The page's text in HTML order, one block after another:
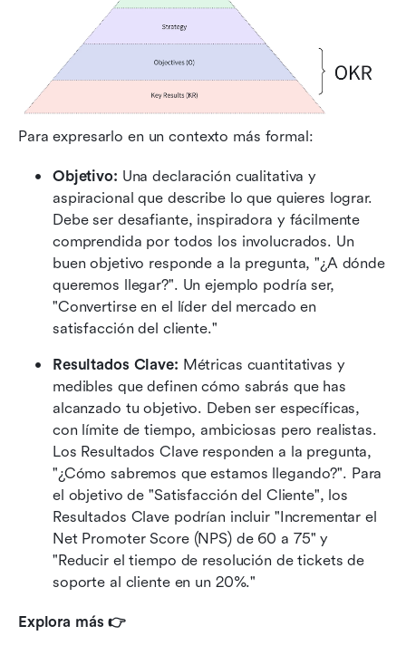
Para expresarlo en un contexto más formal:
Objetivo: Una declaración cualitativa y
aspiracional que describe lo que quieres lograr.
Debe ser desafiante, inspiradora y fácilmente
comprendida por todos los involucrados. Un
buen objetivo responde a la pregunta, "¿A dónde
queremos llegar?". Un ejemplo podría ser,
"Convertirse en el líder del mercado en
satisfacción del cliente."
Resultados Clave: Métricas cuantitativas y
medibles que definen cómo sabrás que has
alcanzado tu objetivo. Deben ser específicas,
con límite de tiempo, ambiciosas pero realistas.
Los Resultados Clave responden a la pregunta,
"¿Cómo sabremos que estamos llegando?". Para
el objetivo de "Satisfacción del Cliente", los
Resultados Clave podrían incluir "Incrementar el
Net Promoter Score (NPS) de 60 a 75" y
"Reducir el tiempo de resolución de tickets de
soporte al cliente en un 20%."
Explora más 👉